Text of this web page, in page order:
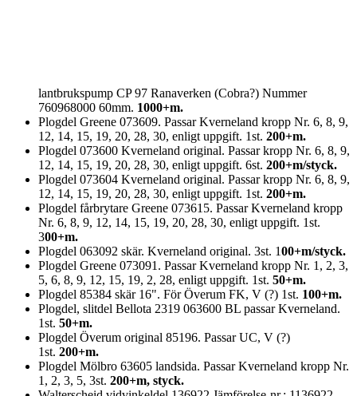
lantbrukspump CP 97 Ranaverken (Cobra?) Nummer
760968000 60mm. 1000+m.
Plogdel Greene 073609. Passar Kverneland kropp Nr. 6, 8, 9,
12, 14, 15, 19, 20, 28, 30, enligt uppgift. 1st. 200+m.
Plogdel 073600 Kverneland original. Passar kropp Nr. 6, 8, 9,
12, 14, 15, 19, 20, 28, 30, enligt uppgift. 6st. 200+m/styck.
Plogdel 073604 Kverneland original. Passar kropp Nr. 6, 8, 9,
12, 14, 15, 19, 20, 28, 30, enligt uppgift. 1st. 200+m.
Plogdel fårbrytare Greene 073615. Passar Kverneland kropp
Nr. 6, 8, 9, 12, 14, 15, 19, 20, 28, 30, enligt uppgift. 1st.
300+m.
Plogdel 063092 skär. Kverneland original. 3st. 100+m/styck.
Plogdel Greene 073091. Passar Kverneland kropp Nr. 1, 2, 3,
5, 6, 8, 9, 12, 15, 19, 2, 28, enligt uppgift. 1st. 50+m.
Plogdel 85384 skär 16". För Överum FK, V (?) 1st. 100+m.
Plogdel, slitdel Bellota 2319 063600 BL passar Kverneland.
1st. 50+m.
Plogdel Överum original 85196. Passar UC, V (?)
1st. 200+m.
Plogdel Mölbro 63605 landsida. Passar Kverneland kropp Nr.
1, 2, 3, 5, 3st. 200+m, styck.